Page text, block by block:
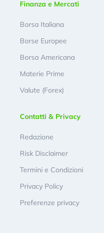
Finanza e Mercati
Borsa Italiana
Borse Europee
Borsa Americana
Materie Prime
Valute (Forex)
Contatti & Privacy
Redazione
Risk Disclaimer
Termini e Condizioni
Privacy Policy
Preferenze privacy